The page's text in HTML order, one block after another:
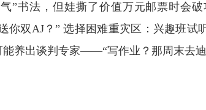
”书法，但娃撕了价值万元邮票时会
你双AJ？” 选择困难重灾区：兴趣班试
能养出谈判专家——“写作业？那周末去